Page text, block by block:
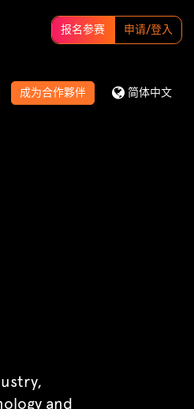
报名参赛 申请/登入
成为合作夥伴 简体中文
and